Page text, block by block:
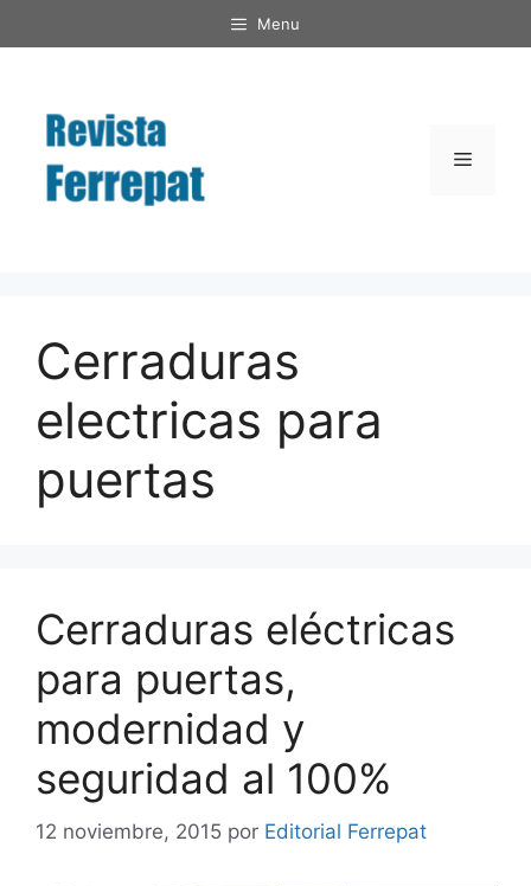
al
Menu
Menú
Cerraduras
electricas para
puertas
Cerraduras eléctricas
para puertas,
modernidad y
seguridad al 100%
12 noviembre, 2015 por Editorial Ferrepat